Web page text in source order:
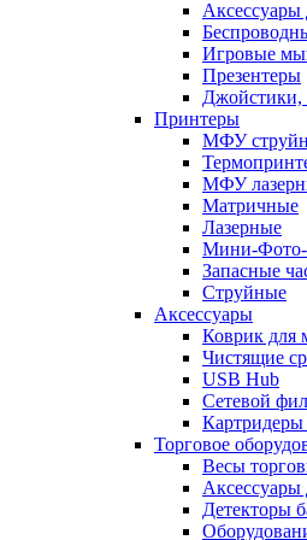
Аксессуары
Игровые
Презентеры
Джойстики,
Принтеры
МФУ
МФУ
Матричные
Лазерные
Мини-
Запасные
Струйные
Аксессуары
Коврик для
Чистящие
USB Hub
Сетевой
Торговое
Весы
Аксессуары
Детекторы